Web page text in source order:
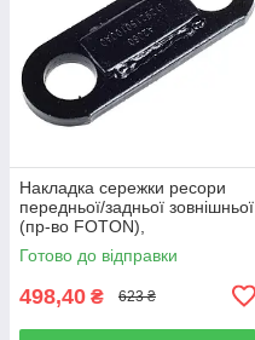
Накладка сережки ресори
передньої/задньої зовнішньої
(пр-во FOTON),
L1292150100A0
Готово до відправки
498,40 ₴ 623 ₴